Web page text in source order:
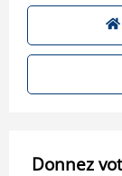
Donnez